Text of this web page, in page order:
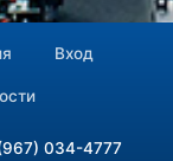
Вход
034-4777